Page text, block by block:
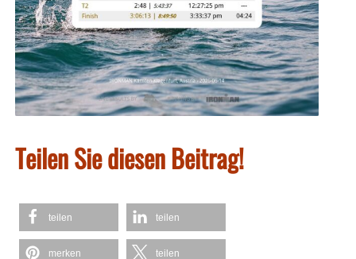
Teilen Sie diesen Beitrag!
teilen teilen
merken teilen